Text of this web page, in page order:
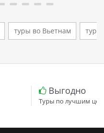
туры во Вьетнам туры
Выгодно
Туры по лучшим